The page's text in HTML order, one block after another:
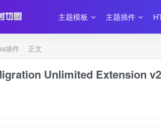
主题模板 主题插件
插件 正文
Unlimited Extension